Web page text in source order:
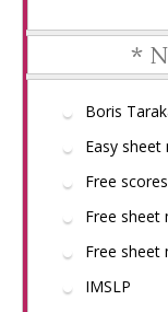
*
Boris
Easy sheet
Free scores
Free sheet
Free sheet
IMSLP